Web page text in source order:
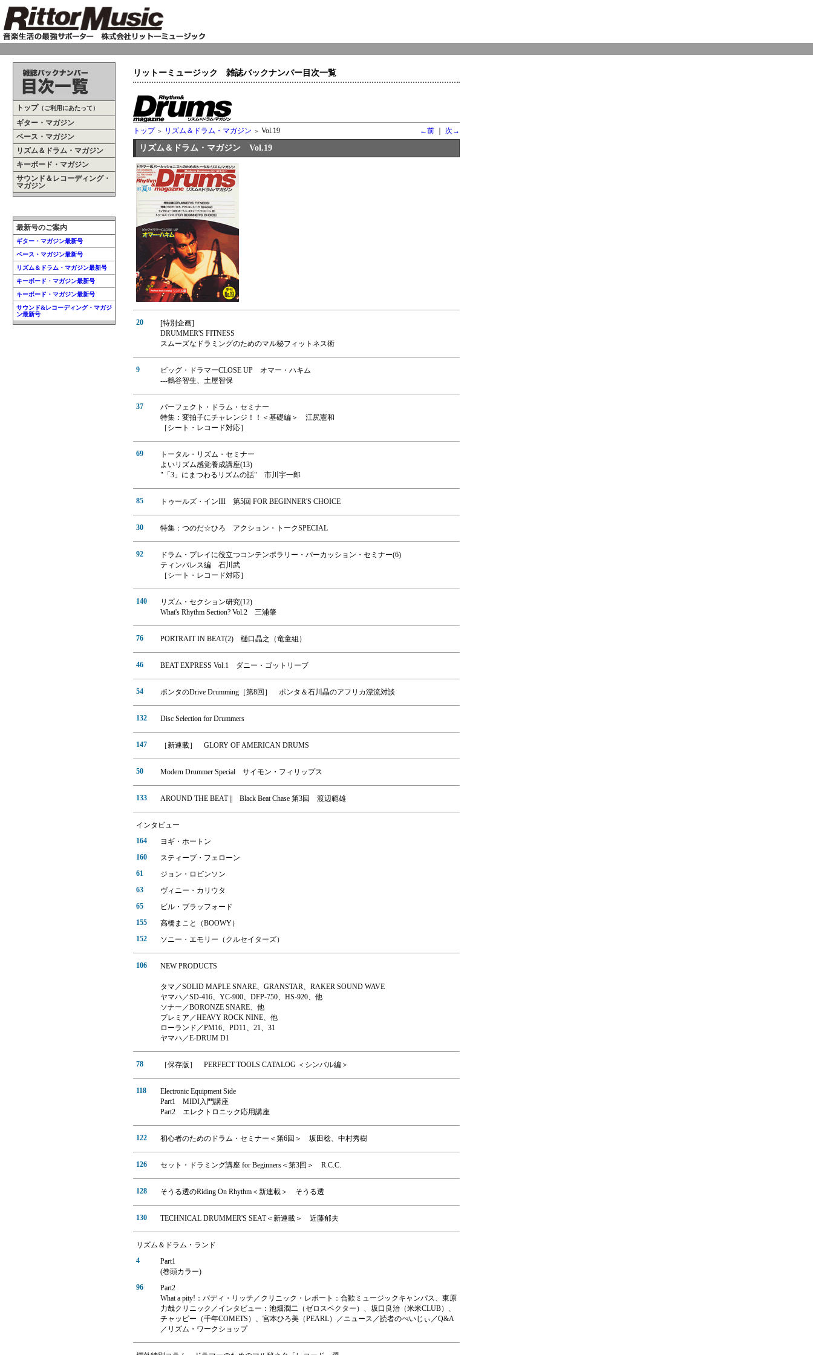
トップ （ご利用にあたって）
ギター・マガジン
ベース・マガジン
リズム＆ドラム・マガジン
キーボード・マガジン
サウンド＆レコーディング・
マガジン
最新号のご案内
ギター・マガジン最新号
ベース・マガジン最新号
リズム＆ドラム・マガジン最新号
キーボード・マガジン最新号
キーボード・マガジン最新号
サウンド&レコーディング・マガジ
ン最新号
リットーミュージック 雑誌バックナンバー目次一覧
トップ ＞ リズム＆ドラム・マガジン ＞ Vol.19 ←前 次→
リズム＆ドラム・マガジン Vol.19
20
[特別企画]
DRUMMER'S FITNESS
スムーズなドラミングのためのマル秘フィットネス術
9
ビッグ・ドラマーCLOSE UP オマー・ハキム
---鶴谷智生、土屋智保
37
パーフェクト・ドラム・セミナー
特集：変拍子にチャレンジ！！＜基礎編＞ 江尻憲和
［シート・レコード対応］
69
トータル・リズム・セミナー
よいリズム感覚養成講座(13)
"「3」にまつわるリズムの話" 市川宇一郎
85 トゥールズ・インIII 第5回 FOR BEGINNER'S CHOICE
30 特集：つのだ☆ひろ アクション・トークSPECIAL
92
ドラム・プレイに役立つコンテンポラリー・パーカッション・セミナー(6)
ティンバレス編 石川武
［シート・レコード対応］
140
リズム・セクション研究(12)
What's Rhythm Section? Vol.2 三浦肇
76 PORTRAIT IN BEAT(2) 樋口晶之（竜童組）
46 BEAT EXPRESS Vol.1 ダニー・ゴットリーブ
54 ポンタのDrive Drumming［第8回］ ポンタ＆石川晶のアフリカ漂流対談
132 Disc Selection for Drummers
147 ［新連載］ GLORY OF AMERICAN DRUMS
50 Modern Drummer Special サイモン・フィリップス
133 AROUND THE BEAT || Black Beat Chase 第3回 渡辺範雄
インタビュー
164
ヨギ・ホートン
160
スティーブ・フェローン
61
ジョン・ロビンソン
63
ヴィニー・カリウタ
65
ビル・ブラッフォード
155
高橋まこと（BOOWY）
152
ソニー・エモリー（クルセイターズ）
106 NEW PRODUCTS
タマ／SOLID MAPLE SNARE、GRANSTAR、RAKER SOUND WAVE
ヤマハ／SD-416、YC-900、DFP-750、HS-920、他
ソナー／BORONZE SNARE、他
プレミア／HEAVY ROCK NINE、他
ローランド／PM16、PD11、21、31
ヤマハ／E-DRUM D1
78 ［保存版］ PERFECT TOOLS CATALOG ＜シンバル編＞
118
Electronic Equipment Side
Part1 MIDI入門講座
Part2 エレクトロニック応用講座
122 初心者のためのドラム・セミナー＜第6回＞ 坂田稔、中村秀樹
126 セット・ドラミング講座 for Beginners＜第3回＞ R.C.C.
128 そうる透のRiding On Rhythm＜新連載＞ そうる透
130 TECHNICAL DRUMMER'S SEAT＜新連載＞ 近藤郁夫
リズム＆ドラム・ランド
4
Part1
(巻頭カラー)
96
Part2
What a pity!：バディ・リッチ／クリニック・レポート：合歓ミュージックキャンパス、東原
力哉クリニック／インタビュー：池畑潤二（ゼロスペクター）、坂口良治（米米CLUB）、
チャッピー（千年COMETS）、宮本ひろ美（PEARL）／ニュース／読者のぺいじぃ／Q&A
／リズム・ワークショップ